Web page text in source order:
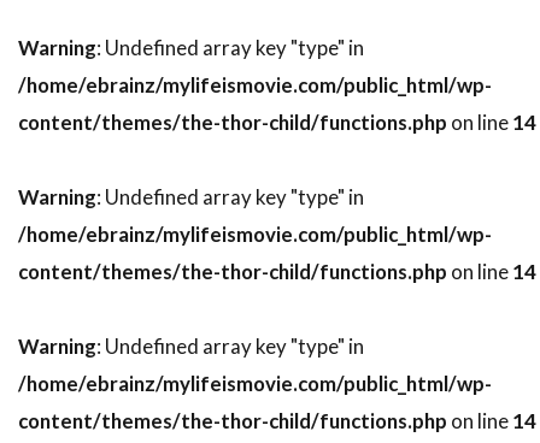
ステファヌ・メッツジェール
スパイグラス・エンターテインメント
スパチャイ・シティアンポーンパン
スプレイグ・グレイデン
スペイン
スリラー映画
スワヴォミール・イジャック
スヴェン・ニクヴィスト
スーザン・カートソニス
スーザン・サランドン
Warning : Undefined array key "type" in
/home/ebrainz/mylifeismovie.com/public_html/wp-
content/themes/the-thor-child/functions.php on line14
Warning : Undefined array key "type" in
/home/ebrainz/mylifeismovie.com/public_html/wp-
content/themes/the-thor-child/functions.php on line14
Warning : Undefined array key "type" in
/home/ebrainz/mylifeismovie.com/public_html/wp-
content/themes/the-thor-child/functions.php on line14